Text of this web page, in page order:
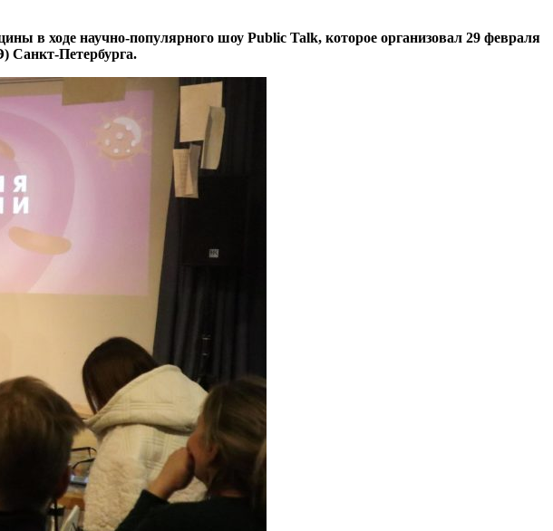
в ходе научно-популярного шоу Public Talk, которое организовал 29 февраля
Санкт-Петербурга.